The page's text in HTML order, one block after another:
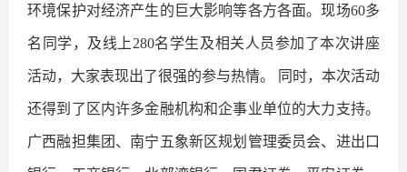
环境保护对经济产生的巨大影响等各方各面。现场60多
名同学，及线上 280名学生及相关人员参加了本次讲座
活动，大家表现出了很强的参与热情。 同时，本次活动
还得到了区内许多金融机构和企事业单位的大力支持。
广西融担集团、南宁五象新区规划管理委员会、进出口